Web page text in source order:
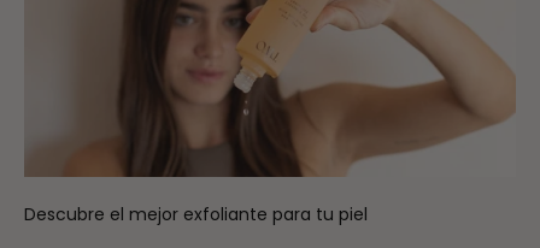
Descubre el mejor exfoliante para tu piel